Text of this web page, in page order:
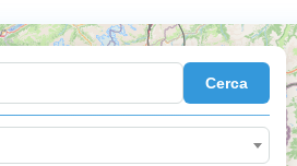
Cerca